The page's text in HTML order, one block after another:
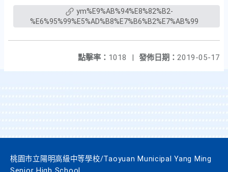
%E6%95%99%E5%AD%B8%E7%B6%B2%E7%AB%99
發佈日期： 2019-05-17
點擊率： 1018 |
桃園市立陽明高級中等學校/Taoyuan Municipal Yang Ming